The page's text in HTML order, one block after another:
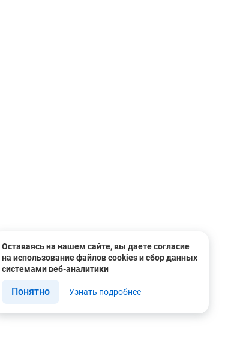
Оставаясь на нашем сайте, вы даете согласие
на использование файлов cookies и сбор данных
системами веб-аналитики
Понятно Узнать подробнее